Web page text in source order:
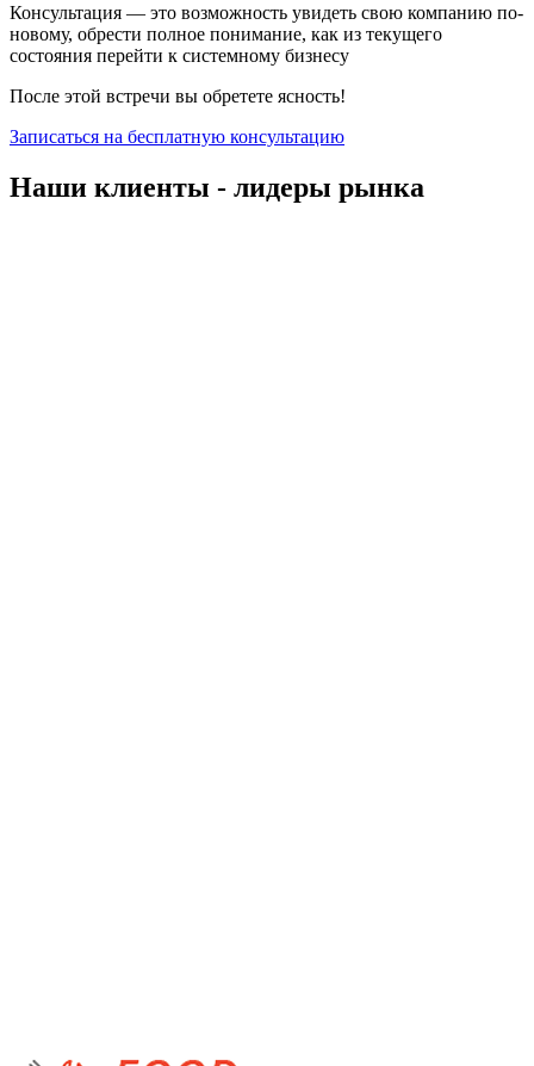
Консультация — это возможность увидеть свою компанию по-
новому, обрести полное понимание, как из текущего
состояния перейти к системному бизнесу
После этой встречи вы обретете ясность!
Записаться на бесплатную консультацию
Наши клиенты - лидеры рынка